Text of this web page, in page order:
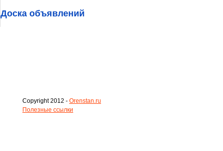
Доска объявлений
Copyright 2012 - Orenstan.ru
Полезные ссылки